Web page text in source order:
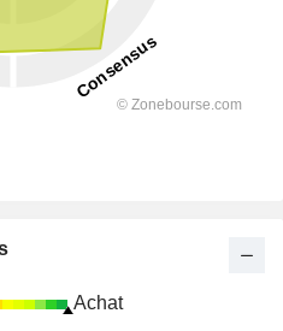
Achat